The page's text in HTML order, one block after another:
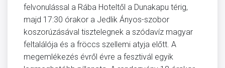
felvonulással a Rába Hoteltől a Dunakapu térig,
majd 17:30 órakor a Jedlik Ányos-szobor
koszorúzásával tisztelegnek a szódavíz magyar
feltalálója és a fröccs szellemi atyja előtt. A
megemlékezés évről évre a fesztivál egyik